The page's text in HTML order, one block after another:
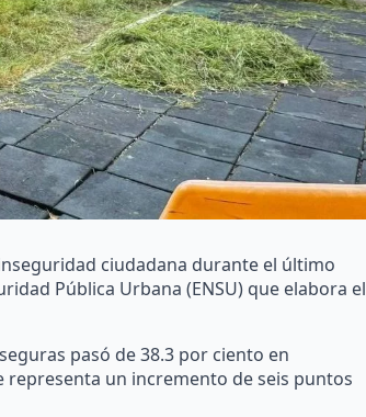
ciudadana durante el último
Pública Urbana (ENSU) que elabora el
pasó de 38.3 por ciento en
representa un incremento de seis puntos